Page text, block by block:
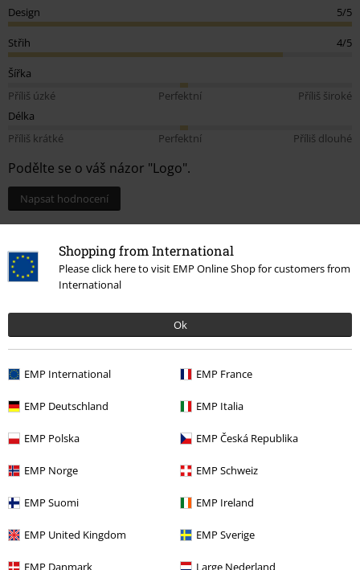
Shopping from International
Please click here to visit EMP Online Shop for customers from
International
Ok
EMP International EMP France
EMP Deutschland EMP Italia
EMP Polska EMP Česká Republika
EMP Norge EMP Schweiz
EMP Suomi EMP Ireland
EMP United Kingdom EMP Sverige
EMP Danmark Large Nederland
Design 5/5
Střih 4/5
Šířka
Příliš úzké
Perfektní
Příliš široké
Délka
Příliš krátké
Perfektní Příliš dlouhé
Podělte se o váš názor "Logo".
Napsat hodnocení
Třídit podle
Datum Nápomocný
Výška postavy v metrech: 1,88
Dobrý střih a potisk.
Kvalita